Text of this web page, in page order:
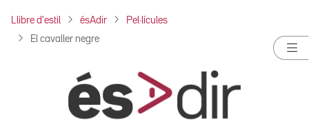
Llibre d'estil ésAdir Pel·lícules
El cavaller negre